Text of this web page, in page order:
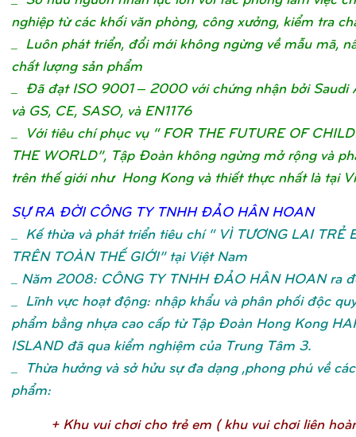
nghiệp từ các khối văn phòng, công xưởng, kiểm tra
_ Luôn phát triển, đổi mới không ngừng về mẫu mã,
chất lượng sản phẩm
_ Đã đạt ISO 9001 – 2000 với chứng nhận bởi Saudi
và GS, CE, SASO, và EN1176
_ Với tiêu chí phục vụ “ FOR THE FUTURE OF
THE WORLD”, Tập Đoàn không ngừng mở rộng và
trên thế giới như Hong Kong và thiết thực nhất là tại
SỰRA ĐỜI CÔNG TY TNHH ĐẢO HÂN HOAN
Kế thừa và phát triển tiêu chí “ VÌ TƯƠNG LAI TRẺ
TRÊN TOÀN THẾ GIỚI” tại Việt Nam
_ Năm 2008: CÔNG TY TNHH ĐẢO HÂN HOAN ra
_ Lĩnh vực hoạt động: nhập khẩu và phân phối độc
phẩm bằng nhựa cao cấp từ Tập Đoàn Hong Kong
ISLAND đã qua kiểm nghiệm của Trung Tâm 3.
_ Thừa hưởng và sở hửu sự đa dạng ,phong phú về
phẩm:
+ Khu vui chơi cho trẻem ( khu vui chơi liên